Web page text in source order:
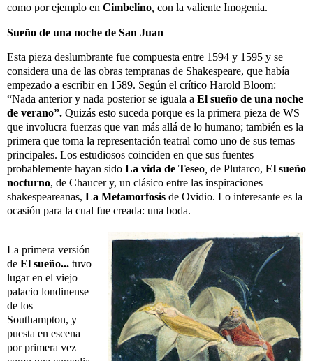
como por ejemplo en Cimbelino con la valiente Imogenia.
Sueño de una noche de San Juan
Esta pieza deslumbrante fue compuesta entre 1594 y 1595 y se
considera una de las obras tempranas de Shakespeare, que había
empezado a escribir en 1589. Según el crítico Harold Bloom:
“Nada anterior y nada posterior se iguala a El sueño de una noche
de verano”. Quizás esto suceda porque es la primera pieza de WS
que involucra fuerzas que van más allá de lo humano; también es la
primera que toma la representación teatral como uno de sus temas
principales. Los estudiosos coinciden en que sus fuentes
probablemente hayan sido La vida de Teseo, de Plutarco, El sueño
nocturno, de Chaucer y, un clásico entre las inspiraciones
shakespeareanas, La Metamorfosis de Ovidio. Lo interesante es la
ocasión para la cual fue creada: una boda.
La primera versión
de El sueño... tuvo
lugar en el viejo
palacio londinense
de los
Southampton, y
puesta en escena
por primera vez